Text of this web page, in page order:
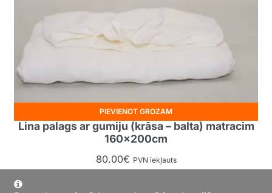
Lina palags ar gumiju (krāsa – balta) matracim
160x200cm
80.00€ PVN iekļauts
PIEVIENOT GROZAM